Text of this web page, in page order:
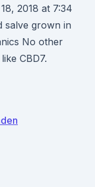
2018 at 7:34
salve grown in
No other
CBD7.